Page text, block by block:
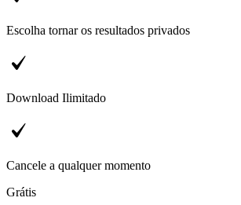
Escolha tornar os resultados privados
Download Ilimitado
Cancele a qualquer momento
Grátis